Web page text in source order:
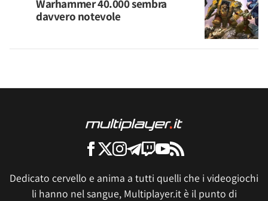
Warhammer 40.000 sembra
davvero notevole
Dedicato cervello e anima a tutti quelli che i videogiochi
li hanno nel sangue, Multiplayer.it è il punto di